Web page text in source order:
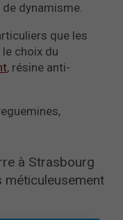
dynamisme.
que les
choix du
, résine anti-
à Strasbourg
méticuleusement